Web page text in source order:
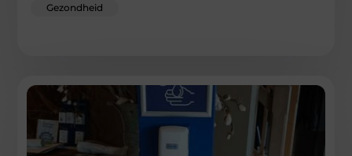
Gezondheid